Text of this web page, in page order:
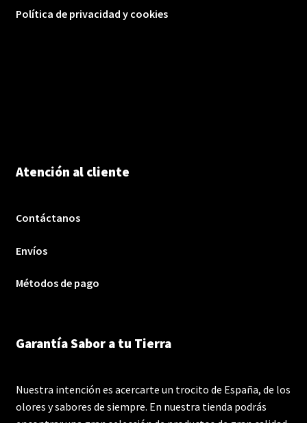
Política de privacidad y cookies
Atención al cliente
Contáctanos
Envíos
Métodos de pago
Garantía Sabor a tu Tierra
Nuestra intención es acercarte un trocito de España, de los
olores y sabores de siempre. En nuestra tienda podrás